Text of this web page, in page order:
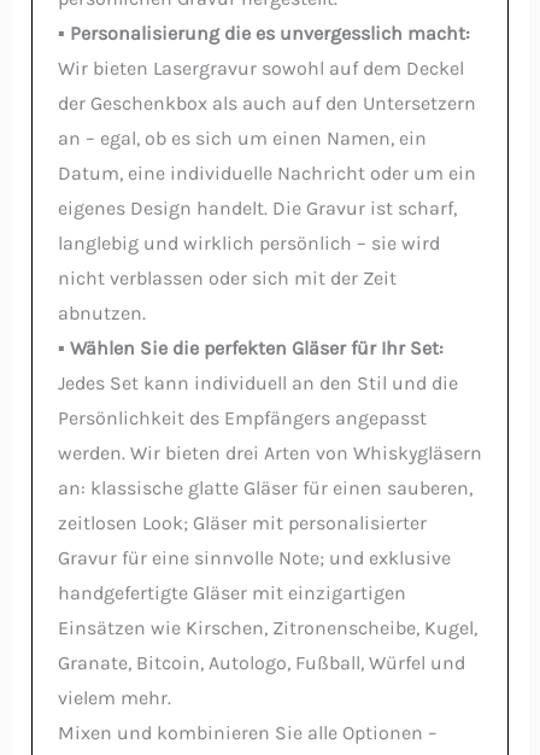
▪️ Personalisierung die es unvergesslich macht:
Wir bieten Lasergravur sowohl auf dem Deckel
der Geschenkbox als auch auf den Untersetzern
an – egal, ob es sich um einen Namen, ein
Datum, eine individuelle Nachricht oder um ein
eigenes Design handelt. Die Gravur ist scharf,
langlebig und wirklich persönlich – sie wird
nicht verblassen oder sich mit der Zeit
abnutzen.
▪️ Wählen Sie die perfekten Gläser für Ihr Set:
Jedes Set kann individuell an den Stil und die
Persönlichkeit des Empfängers angepasst
werden. Wir bieten drei Arten von Whiskygläsern
an: klassische glatte Gläser für einen sauberen,
zeitlosen Look; Gläser mit personalisierter
Gravur für eine sinnvolle Note; und exklusive
handgefertigte Gläser mit einzigartigen
Einsätzen wie Kirschen, Zitronenscheibe, Kugel,
Granate, Bitcoin, Autologo, Fußball, Würfel und
vielem mehr.
Mixen und kombinieren Sie alle Optionen –